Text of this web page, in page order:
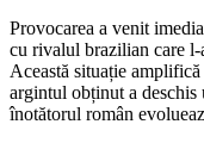
Provocarea a venit
cu rivalul brazilian care
Această situație
argintul obținut a
înotătorul român